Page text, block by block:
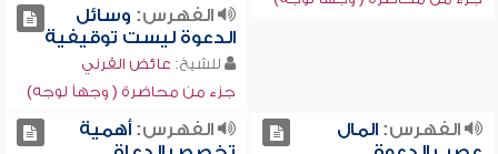
الفهرس: وسائل
الدعوة ليست توقيفية
للشيخ: عائض القرني
جزء من محاضرة ( وجهاً لوجه)
الفهرس:المال
الفهرس:أهمية